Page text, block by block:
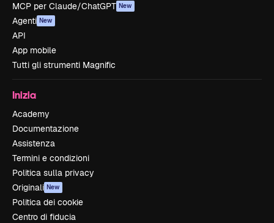
MCP per Claude/ChatGPT New
Agenti New
API
App mobile
Tutti gli strumenti Magnific
Inizia
Academy
Documentazione
Assistenza
Termini e condizioni
Politica sulla privacy
Originali New
Politica dei cookie
Centro di fiducia